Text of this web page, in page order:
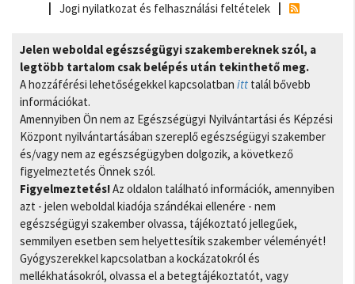
Jogi nyilatkozat és felhasználási feltételek
Jelen weboldal egészségügyi szakembereknek szól, a
legtöbb tartalom csak belépés után tekinthető meg.
A hozzáférési lehetőségekkel kapcsolatban itt talál bővebb
információkat.
Amennyiben Ön nem az Egészségügyi Nyilvántartási és Képzési
Központ nyilvántartásában szereplő egészségügyi szakember
és/vagy nem az egészségügyben dolgozik, a következő
figyelmeztetés Önnek szól.
Figyelmeztetés!Az oldalon található információk, amennyiben
azt - jelen weboldal kiadója szándékai ellenére - nem
egészségügyi szakember olvassa, tájékoztató jellegűek,
semmilyen esetben sem helyettesítik szakember véleményét!
Gyógyszerekkel kapcsolatban a kockázatokról és
mellékhatásokról, olvassa el a betegtájékoztatót, vagy